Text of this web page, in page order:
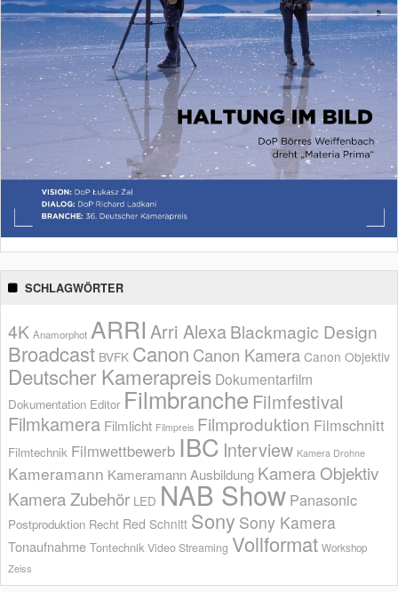
SCHLAGWÖRTER
4K Anamorphot ARRI Arri AlexaBlackmagic Design
Broadcast BVFK Canon Canon Kamera Canon Objektiv
Deutscher Kamerapreis Dokumentarfilm
Dokumentation Editor Filmbranche Filmfestival
Filmkamera Filmlicht Filmpreis Filmproduktion Filmschnitt
Filmtechnik Filmwettbewerb IBC Interview Kamera Drohne
Kameramann Kameramann Ausbildung Kamera Objektiv
Kamera Zubehör LED NAB Show Panasonic
Postproduktion Recht Red Schnitt Sony Sony Kamera
Tonaufnahme Tontechnik Video Streaming Vollformat Workshop
Zeiss